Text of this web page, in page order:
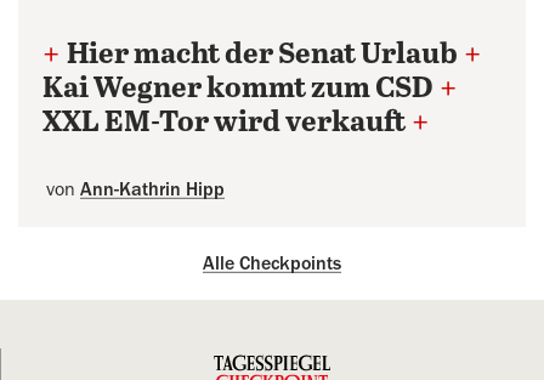
+ Hier macht der Senat Urlaub +
Kai Wegner kommt zum CSD +
XXL EM-Tor wird verkauft +
von Ann-Kathrin Hipp
Alle Checkpoints